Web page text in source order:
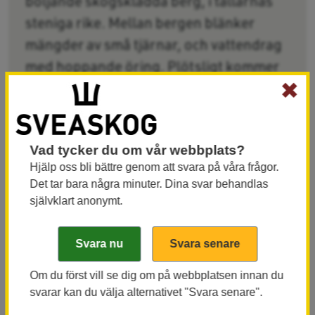
steniga rike. Mellan bergen blänker
mängder av små tjärnar, och vattendrag
med hoppande öring. Plötsligt kommer
du in i en frodig granskog, där den
hemlighetsfulla orkidén skogsfru dyker
upp i mossan.
Typiskt för Ekopark Tranuberget är steniga,
lavklädda tallmarker, där tallarna växer långsamt
och blir härdade av bränder. Men här finns också
örtrika granskogar, gamla sälgar och sprittande
vatten.
Blommande oaser
✖
Vad tycker du om vår webbplats?
Hjälp oss bli bättre genom att svara på våra frågor.
Det tar bara några minuter. Dina svar behandlas
självklart anonymt.
Om du först vill se dig om på webbplatsen innan du
svarar kan du välja alternativet "Svara senare".